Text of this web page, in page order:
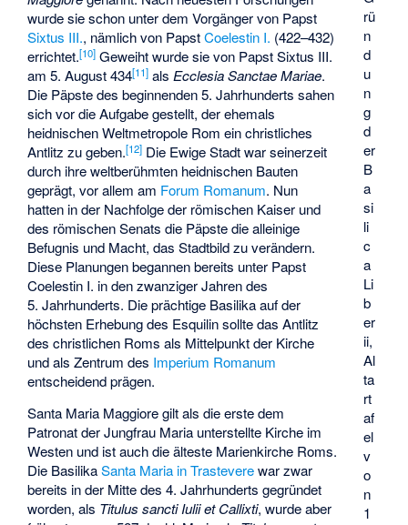
rü
n
d
u
n
g
d
er
B
a
si
li
c
a
Li
b
er
ii,
Al
ta
rt
af
el
v
o
n
1
wurde sie schon unter dem Vorgänger von Papst
Sixtus III., nämlich von PapstCoelestin I. (422–432)
errichtet.[10] Geweiht wurde sie von Papst Sixtus III.
am 5. August 434[11] alsEcclesia Sanctae Mariae.
Die Päpste des beginnenden 5. Jahrhunderts sahen
sich vor die Aufgabe gestellt, der ehemals
heidnischen Weltmetropole Rom ein christliches
Antlitz zu geben.[12] Die Ewige Stadt war seinerzeit
durch ihre weltberühmten heidnischen Bauten
geprägt, vor allem am Forum Romanum. Nun
hatten in der Nachfolge der römischen Kaiser und
des römischen Senats die Päpste die alleinige
Befugnis und Macht, das Stadtbild zu verändern.
Diese Planungen begannen bereits unter Papst
Coelestin I. in den zwanziger Jahren des
5. Jahrhunderts. Die prächtige Basilika auf der
höchsten Erhebung des Esquilin sollte das Antlitz
des christlichen Roms als Mittelpunkt der Kirche
und als Zentrum des Imperium Romanum
entscheidend prägen.
Santa Maria Maggiore gilt als die erste dem
Patronat der Jungfrau Maria unterstellte Kirche im
Westen und ist auch die älteste Marienkirche Roms.
Die BasilikaSanta Maria in Trasteverewar zwar
bereits in der Mitte des 4. Jahrhunderts gegründet
worden, als Titulus sancti Iulii et Callixti, wurde aber